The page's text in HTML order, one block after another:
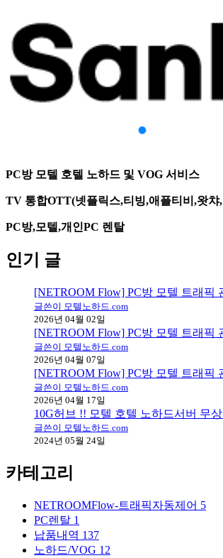
PC방 모텔 호텔 노하드 및 VOG 서비스
TV 통합OTT(넷플릭스,티빙,애플티비,왓챠
PC방,모텔,개인PC 렌탈
인기 글
[NETROOM Flow] PC방 모텔 트래픽
글쓴이 모텔노하드.com
2026년 04월 02일
[NETROOM Flow] PC방 모텔 트래픽
글쓴이 모텔노하드.com
2026년 04월 07일
[NETROOM Flow] PC방 모텔 트래픽
글쓴이 모텔노하드.com
2026년 04월 17일
10G허브 !! 모텔 호텔 노하드서버 무
글쓴이 모텔노하드.com
2024년 05월 24일
카테고리
NETROOMFlow-트래픽자동제어 5
PC렌탈 1
납품내역 137
노하드/VOG 12